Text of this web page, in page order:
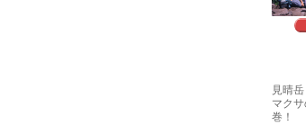
見晴
マク
巻！